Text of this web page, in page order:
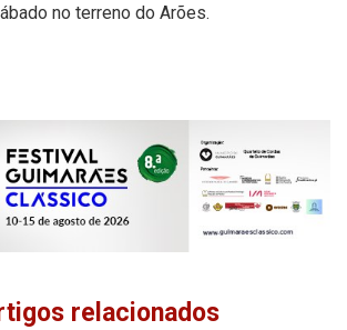
no terreno do Arões.
relacionados